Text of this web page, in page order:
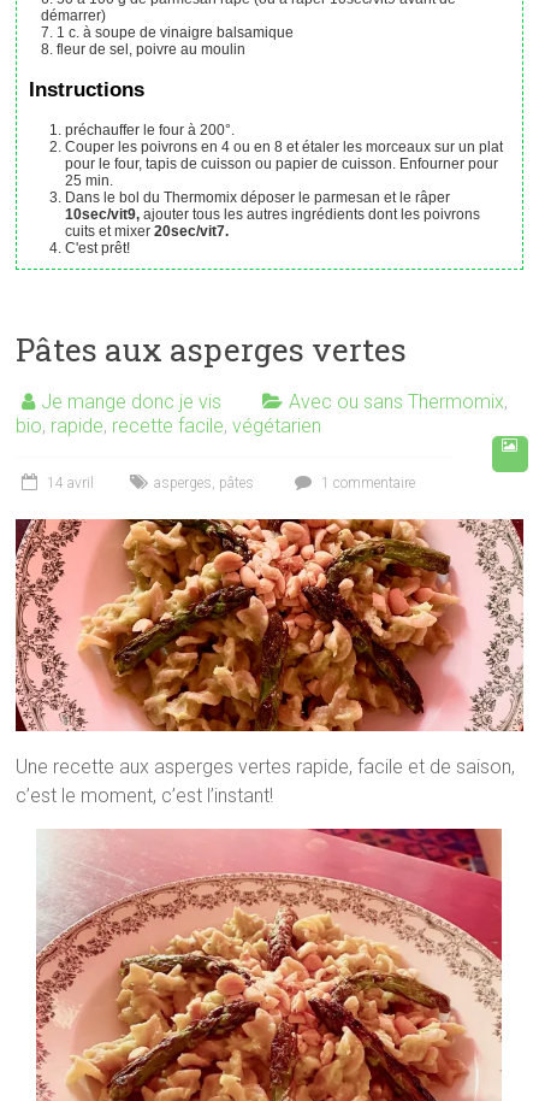
démarrer)
1 c. à soupede vinaigre balsamique
fleur de sel, poivre au moulin
Instructions
préchauffer le four à 200°.
Couper les poivrons en 4 ou en 8 et étaler les morceaux sur un plat
pour le four, tapis de cuisson ou papier de cuisson. Enfourner pour
25 min.
Dans le bol du Thermomix déposer le parmesan et le râper
10sec/vit9,ajouter tous les autres ingrédients dont les poivrons
cuits et mixer20sec/vit7.
C'est prêt!
Pâtes aux asperges vertes
Je mange donc je vis Avec ou sans Thermomix,
bio, rapide, recette facile,végétarien
14 avril asperges, pâtes 1 commentaire
Une recette aux asperges vertes rapide, facile et de saison,
c’est le moment, c’est l’instant!